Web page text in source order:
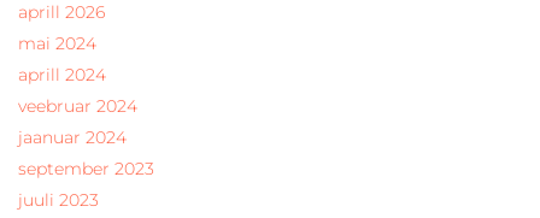
aprill 2026
mai 2024
aprill 2024
veebruar 2024
jaanuar 2024
september 2023
juuli 2023